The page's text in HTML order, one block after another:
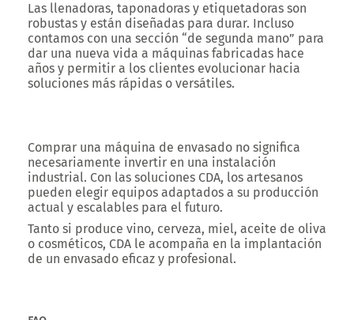
Las llenadoras, taponadoras y etiquetadoras son
robustas y están diseñadas para durar. Incluso
contamos con una sección “de segunda mano” para
dar una nueva vida a máquinas fabricadas hace
años y permitir a los clientes evolucionar hacia
soluciones más rápidas o versátiles.
Comprar una máquina de envasado no significa
necesariamente invertir en una instalación
industrial. Con las soluciones CDA, los artesanos
pueden elegir equipos adaptados a su producción
actual y escalables para el futuro.
Tanto si produce vino, cerveza, miel, aceite de oliva
o cosméticos, CDA le acompaña en la implantación
de un envasado eficaz y profesional.